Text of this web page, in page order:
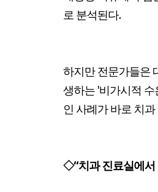
로 분석된다.
하지만 전문가들은
생하는 '비가시적
인 사례가 바로 치
◇“치과 진료실에서